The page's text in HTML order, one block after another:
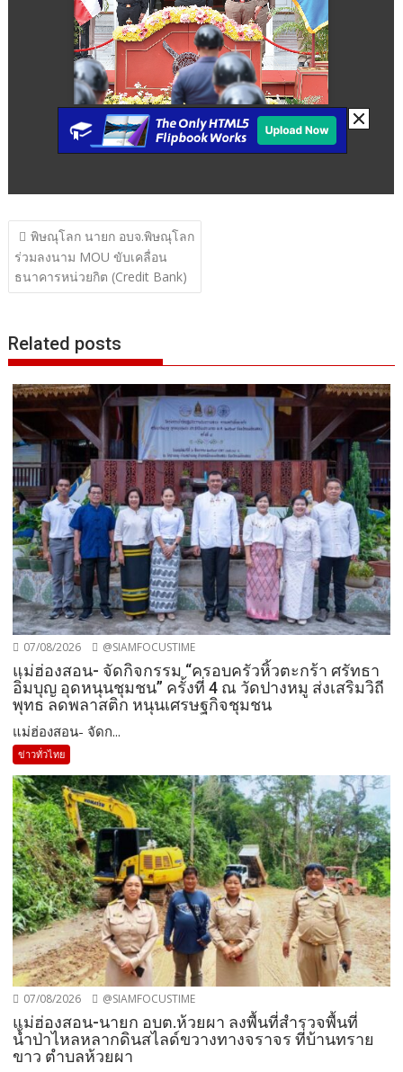
แนะแนว
เรื่อง
พิษณุโลก นายก อบจ.พิษณุโลก
ร่วมลงนาม MOU ขับเคลื่อน
ธนาคารหน่วยกิต (Credit Bank)
Related posts
07/08/2026 @SIAMFOCUSTIME
แม่ฮ่องสอน- จัดกิจกรรม “ครอบครัวหิ้วตะกร้า ศรัทธา
อิ่มบุญ อุดหนุนชุมชน” ครั้งที่ 4 ณ วัดปางหมู ส่งเสริมวิถี
พุทธ ลดพลาสติก หนุนเศรษฐกิจชุมชน
แม่ฮ่องสอน- จัดก...
ข่าวทั่วไทย
07/08/2026 @SIAMFOCUSTIME
แม่ฮ่องสอน-นายก อบต.ห้วยผา ลงพื้นที่สำรวจพื้นที่
น้ำป่าไหลหลากดินสไลด์ขวางทางจราจร ที่บ้านทราย
ขาว ตำบลห้วยผา